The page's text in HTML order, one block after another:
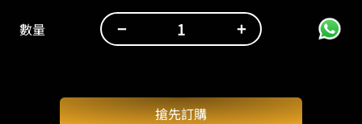
WeArtDoing：
數量 − +
搶先訂購